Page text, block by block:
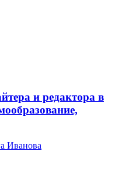
и редактора в
Иванова